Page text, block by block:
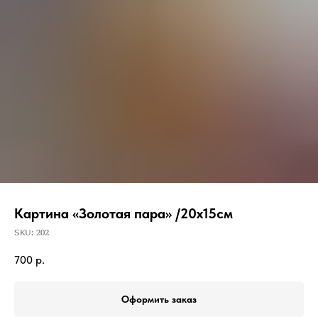
Картина «Золотая пара» /20х15см
SKU: 202
700 р.
Оформить заказ